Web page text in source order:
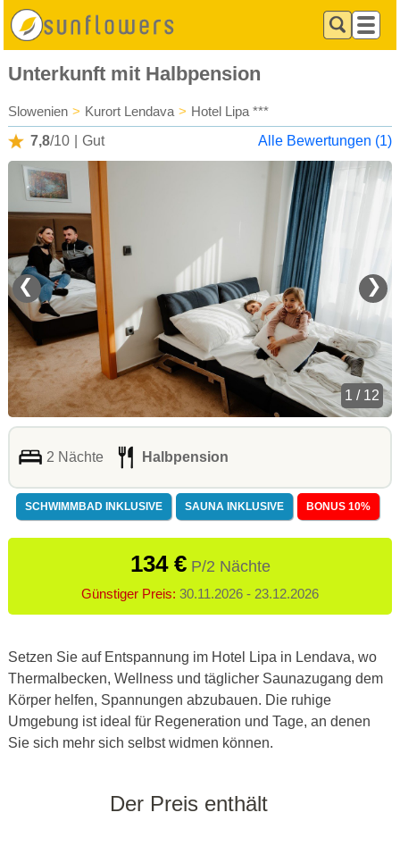
Unterkunft mit Halbpension
Slowenien > Kurort Lendava > Hotel Lipa ***
7,8/10 Gut Alle Bewertungen (1)
❮ ❯
1 / 12
2 Nächte Halbpension
SCHWIMMBAD INKLUSIVE SAUNA INKLUSIVE BONUS 10%
134 €P/2 Nächte
Günstiger Preis: 30.11.2026 - 23.12.2026
Setzen Sie auf Entspannung im Hotel Lipa in Lendava, wo
Thermalbecken, Wellness und täglicher Saunazugang dem
Körper helfen, Spannungen abzubauen. Die ruhige
Umgebung ist ideal für Regeneration und Tage, an denen
Sie sich mehr sich selbst widmen können.
Der Preis enthält